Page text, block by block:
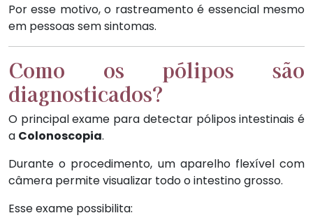
Por esse motivo, o rastreamento é essencial mesmo
em pessoas sem sintomas.
Como os pólipos são
diagnosticados?
O principal exame para detectar pólipos intestinais é
a Colonoscopia.
Durante o procedimento, um aparelho flexível com
câmera permite visualizar todo o intestino grosso.
Esse exame possibilita: